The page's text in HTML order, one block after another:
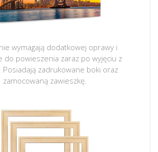
wymagają dodatkowej oprawy i
do powieszenia zaraz po wyjęciu z
Posiadają zadrukowane boki oraz
zamocowaną zawieszkę.